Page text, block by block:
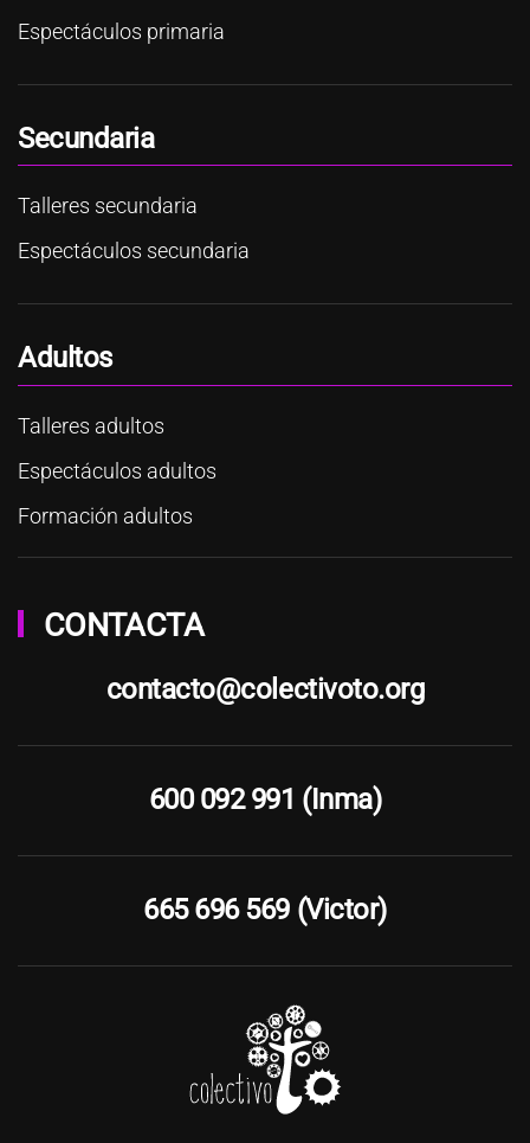
Espectáculos primaria
Secundaria
Talleres secundaria
Espectáculos secundaria
Adultos
Talleres adultos
Espectáculos adultos
Formación adultos
CONTACTA
contacto@colectivoto.org
600 092 991 (Inma)
665 696 569 (Victor)